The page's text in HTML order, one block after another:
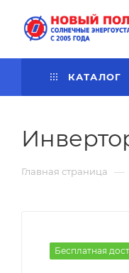
КАТАЛОГ
Главная страница —
Бесплатная